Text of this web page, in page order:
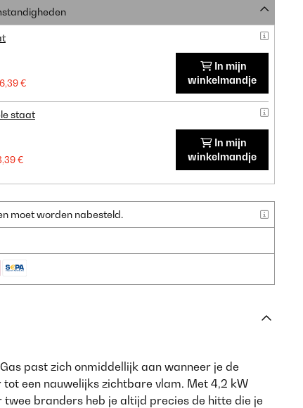
€
In mijn
winkelmandje
staat
€
In mijn
winkelmandje
moet worden nabesteld.
Gas past zich onmiddellijk aan wanneer je de
een nauwelijks zichtbare vlam. Met 4,2 kW
branders heb je altijd precies de hitte die je